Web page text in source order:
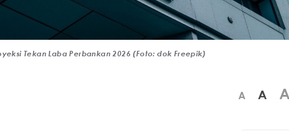
Tekan Laba Perbankan 2026 (Foto: dok Freepik)
A A A